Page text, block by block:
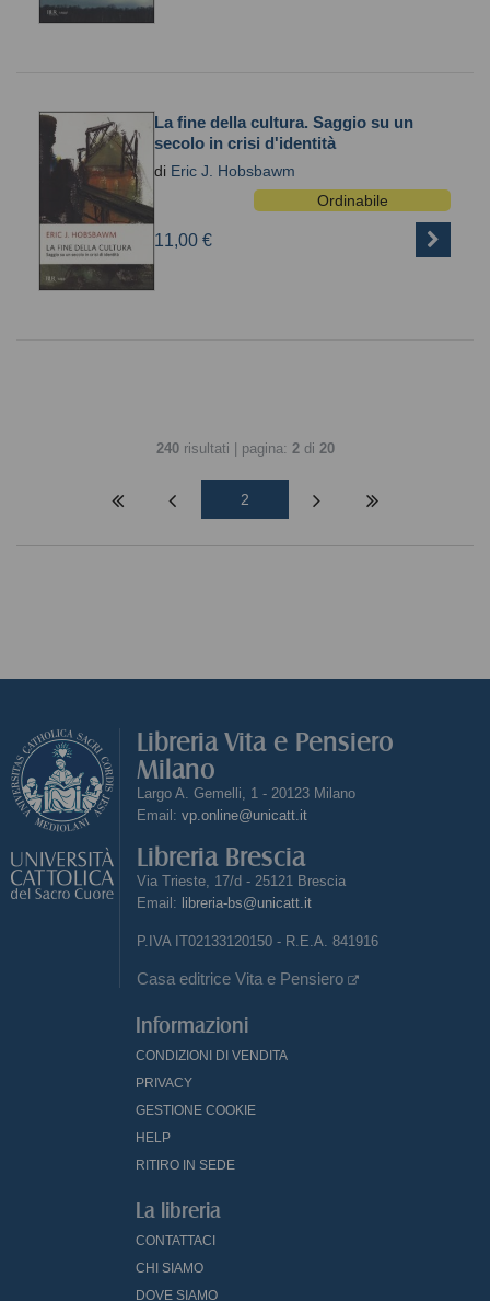
La fine della cultura. Saggio su un
secolo in crisi d'identità
di Eric J. Hobsbawm
Ordinabile
11,00 €
240risultati | pagina: 2di 20
2
Libreria Vita e Pensiero
Milano
Largo A. Gemelli, 1 - 20123 Milano
Email: vp.online@unicatt.it
Libreria Brescia
Via Trieste, 17/d - 25121 Brescia
Email: libreria-bs@unicatt.it
P.IVA IT02133120150 - R.E.A. 841916
Casa editrice Vita e Pensiero
Informazioni
CONDIZIONI DI VENDITA
PRIVACY
GESTIONE COOKIE
HELP
RITIRO IN SEDE
La libreria
CONTATTACI
CHI SIAMO
DOVE SIAMO